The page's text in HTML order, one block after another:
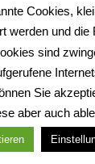
Events
wir
Stolz
Cookies,
werden und die
sind
Sie
aber auch